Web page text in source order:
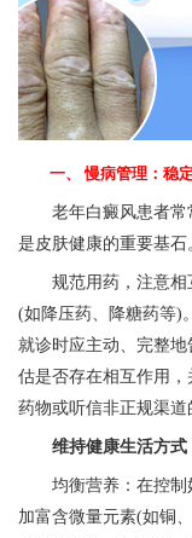
一、 慢病管理：稳定
老年白癜风患者常
是皮肤健康的重要基石
规范用药，注意相
(如降压药、降糖药等)
就诊时应主动、完整
估是否存在相互作用
药物或听信非正规渠道
维持健康生活方式
均衡营养：在控制
加富含微量元素(如铜